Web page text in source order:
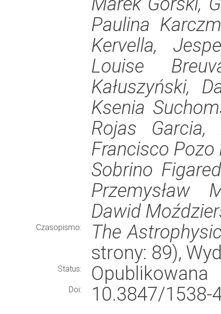
Paulina
Kervella,
Louise
Kałuszyński,
Ksenia
Rojas Garcia,
Francisco Pozo
Sobrino
Przemysław
Dawid
Czasopismo:
The
strony: 89),
Status: Opublikowana
Doi:
10.3847/